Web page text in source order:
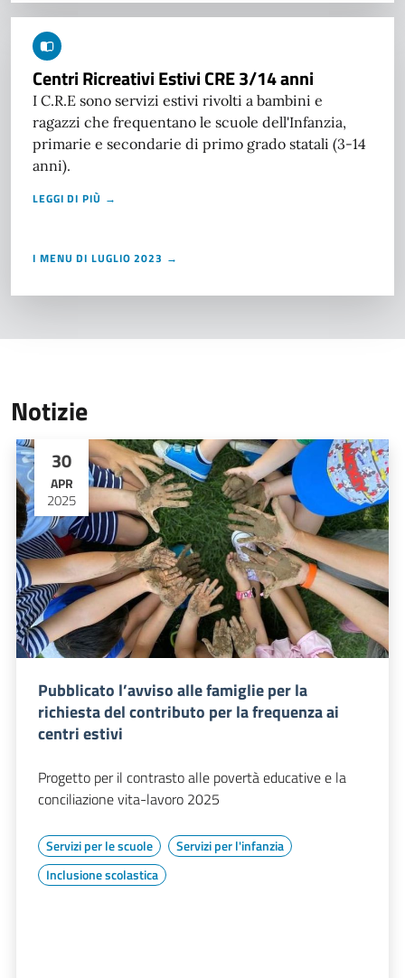
Centri Ricreativi Estivi CRE 3/14 anni
I C.R.E sono servizi estivi rivolti a bambini e
ragazzi che frequentano le scuole dell'Infanzia,
primarie e secondarie di primo grado statali (3-14
anni).
LEGGI DI PIÙ →
I MENU DI LUGLIO 2023 →
Notizie
30
APR
2025
Pubblicato l’avviso alle famiglie per la
richiesta del contributo per la frequenza ai
centri estivi
Progetto per il contrasto alle povertà educative e la
conciliazione vita-lavoro 2025
Servizi per le scuole
Servizi per l'infanzia
Inclusione scolastica